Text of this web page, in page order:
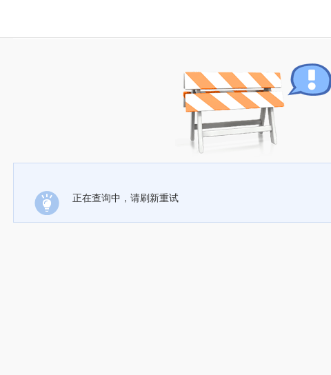
正在查询中，请刷新重试